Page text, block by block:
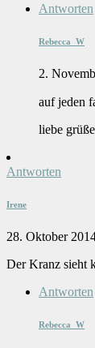
Antworten
Rebecca_W
2.
auf jeden
liebe
Antworten
Irene
28. Oktober
Der Kranz sieht
Antworten
Rebecca_W